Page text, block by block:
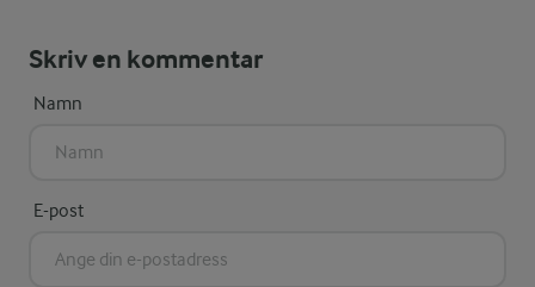
Skriv en kommentar
Namn
E-post